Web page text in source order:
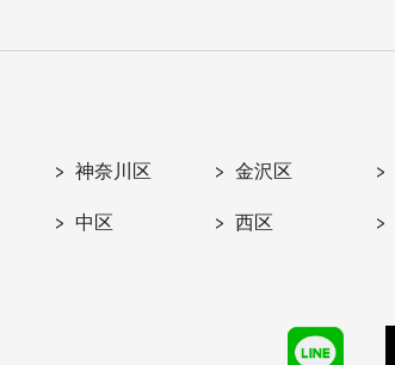
神奈川区 金沢区
中区 西区